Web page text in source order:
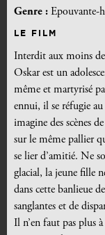
Genre : Epouvante-
LE FILM
Interdit aux moins
Oskar est un
même et martyrisé
ennui, il se réfugie
imagine des scènes
sur le même pallier
se lier d’amitié. Ne
glacial, la jeune fille
dans cette banlieue
sanglantes et de
Il n’en faut pas plus